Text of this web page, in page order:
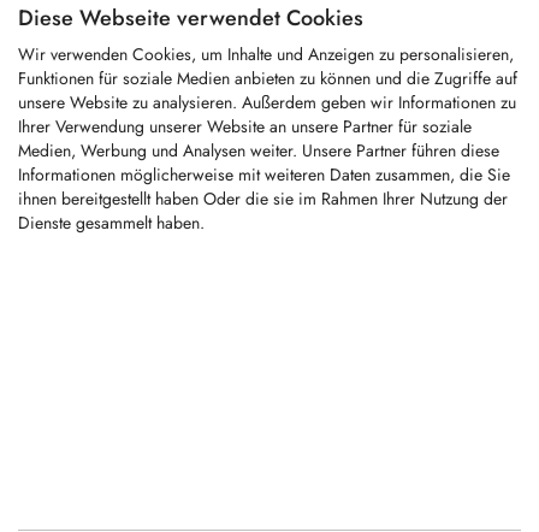
Diese Webseite verwendet Cookies
Wir verwenden Cookies, um Inhalte und Anzeigen zu personalisieren,
Funktionen für soziale Medien anbieten zu können und die Zugriffe auf
unsere Website zu analysieren. Außerdem geben wir Informationen zu
Ihrer Verwendung unserer Website an unsere Partner für soziale
Medien, Werbung und Analysen weiter. Unsere Partner führen diese
Informationen möglicherweise mit weiteren Daten zusammen, die Sie
ihnen bereitgestellt haben Oder die sie im Rahmen Ihrer Nutzung der
Dienste gesammelt haben.
KFS1316
Hartmetallbestückter Wechselzahn
geeignet für Forstmulcher von SEVE